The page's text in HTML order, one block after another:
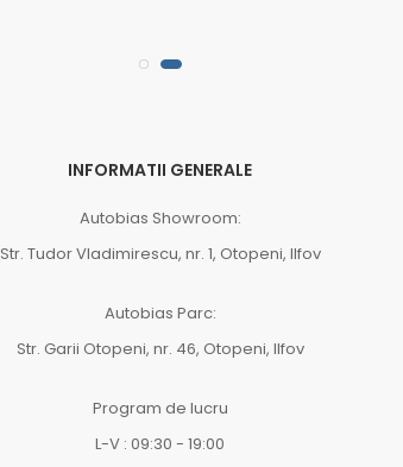
INFORMATII GENERALE
Autobias Showroom:
Str. Tudor Vladimirescu, nr. 1, Otopeni, Ilfov
Autobias Parc:
Str. Garii Otopeni, nr. 46, Otopeni, Ilfov
Program de lucru
L-V : 09:30 - 19:00